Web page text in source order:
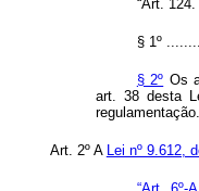
“Art.
§ 1º
§ 2º Os
art. 38 desta
Art. 2º A Lei nº 9.612,